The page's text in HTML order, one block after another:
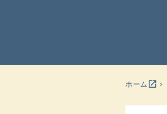
ホーム open_in_new